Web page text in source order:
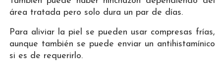
área tratada pero solo dura un par de días.
Para aliviar la piel se pueden usar compresas frías,
aunque también se puede enviar un antihistamínico
si es de requerirlo.